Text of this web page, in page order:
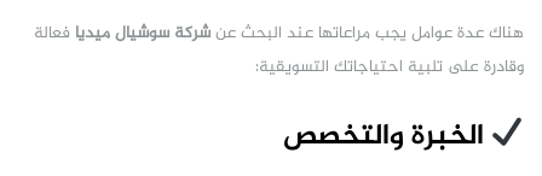
هناك عدة عوامل يجب مراعاتها عند البحث عنشركة سوشيال ميديا فعالة
وقادرة على تلبية احتياجاتك التسويقية:
الخبرة والتخصص